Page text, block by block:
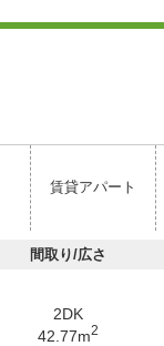
賃貸アパート
間取り/広さ
2DK
42.77m2